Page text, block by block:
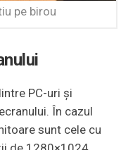
pe birou
PC-uri şi
În cazul
sunt cele cu